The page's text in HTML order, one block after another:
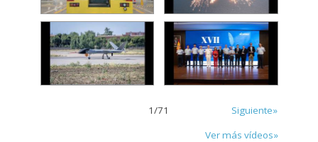
1/71
Siguiente»
Ver más vídeos»